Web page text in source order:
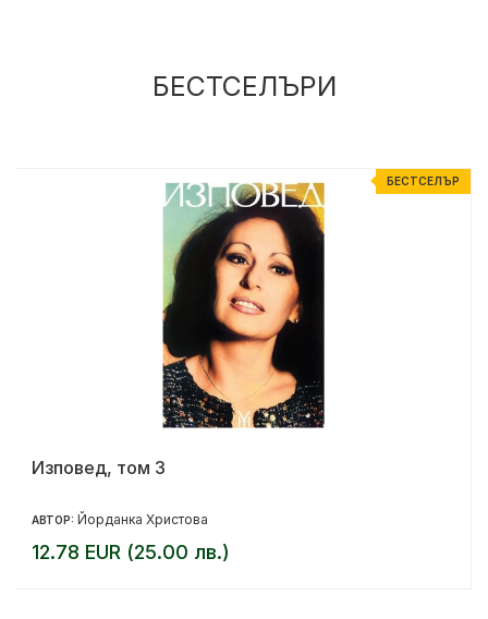
БЕСТСЕЛЪРИ
БЕСТСЕЛЪР
Изповед, том 3
АВТОР: Йорданка Христова
12.78 EUR (25.00 лв.)